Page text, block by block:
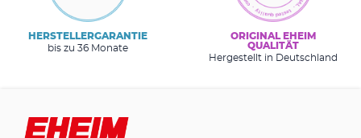
HERSTELLERGARANTIE
bis zu 36 Monate
ORIGINAL EHEIM
QUALITÄT
Hergestellt in Deutschland